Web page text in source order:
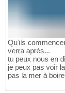
Qu'ils
verra après...
tu peux nous en
je peux pas voir
pas la mer à